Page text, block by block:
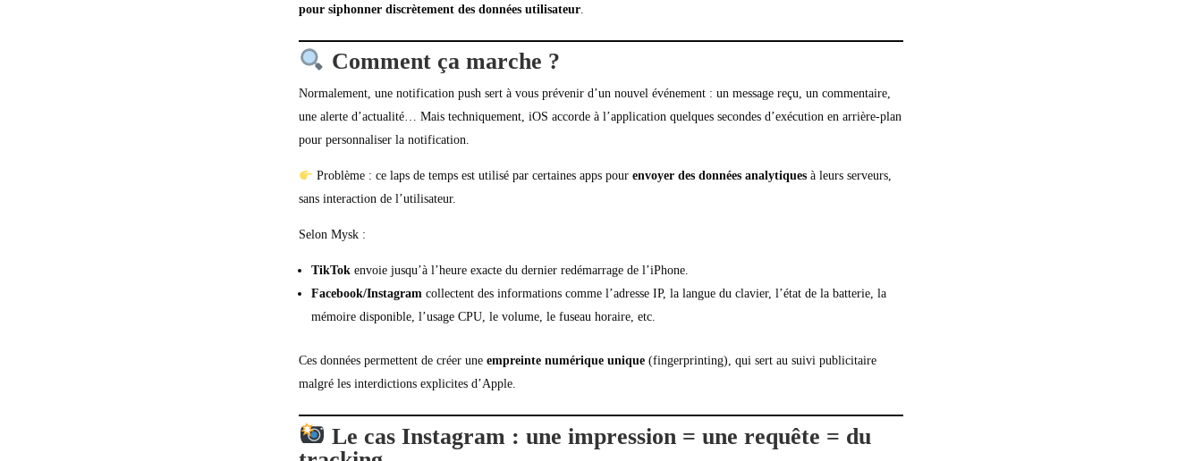
pour siphonner discrètement des données utilisateur
Comment ça marche ?
Normalement, une notification push sert à vous prévenir d’un nouvel événement : un message reçu, un commentaire,
une alerte d’actualité… Mais techniquement, iOS accorde à l’application quelques secondes d’exécution en arrière-plan
pour personnaliser la notification.
Problème : ce laps de temps est utilisé par certaines apps pourenvoyer des données analytiques à leurs serveurs,
sans interaction de l’utilisateur.
Selon Mysk :
TikTok envoie jusqu’à l’heure exacte du dernier redémarrage de l’iPhone.
Facebook/Instagram collectent des informations comme l’adresse IP, la langue du clavier, l’état de la batterie, la
mémoire disponible, l’usage CPU, le volume, le fuseau horaire, etc.
Ces données permettent de créer uneempreinte numérique unique (fingerprinting), qui sert au suivi publicitaire
malgré les interdictions explicites d’Apple.
Le cas Instagram : une impression = une requête = du